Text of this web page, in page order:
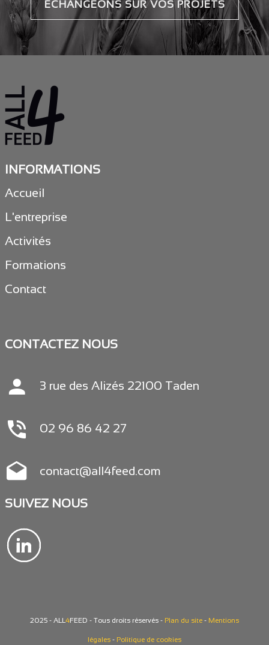
ÉCHANGEONS SUR VOS PROJETS
INFORMATIONS
Accueil
L'entreprise
Activités
Formations
Contact
CONTACTEZ NOUS
3 rue des Alizés 22100 Taden
02 96 86 42 27
contact@all4feed.com
SUIVEZ NOUS
2025 - ALL 4FEED - Tous droits réservés - Plan du site - Mentions
légales - Politique de cookies